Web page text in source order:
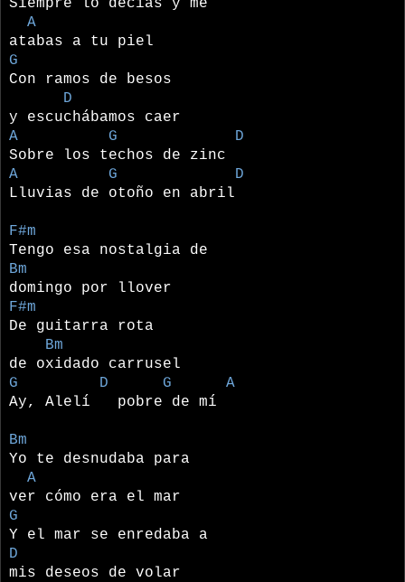
Siempre lo decías y me
A
atabas a tu piel
G
Con ramos de besos
D
y escuchábamos caer
A G D
Sobre los techos de zinc
A G D
Lluvias de otoño en abril
F#m
Tengo esa nostalgia de
Bm
domingo por llover
F#m
De guitarra rota
Bm
de oxidado carrusel
G D G A
Ay, Alelí pobre de mí
Bm
Yo te desnudaba para
A
ver cómo era el mar
G
Y el mar se enredaba a
D
mis deseos de volar